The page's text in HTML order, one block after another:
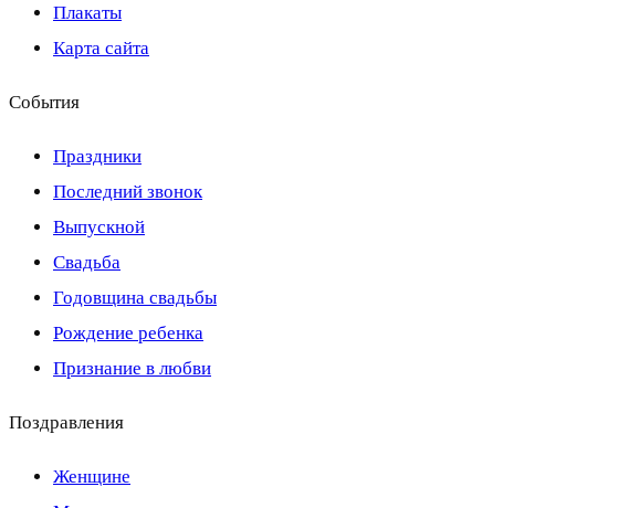
Плакаты
Карта сайта
События
Праздники
Последний звонок
Выпускной
Свадьба
Годовщина свадьбы
Рождение ребенка
Признание в любви
Поздравления
Женщине